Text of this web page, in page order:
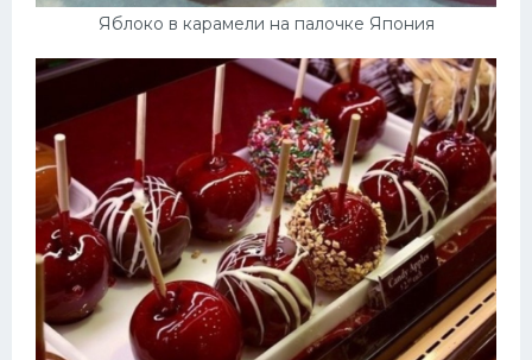
Яблоко в карамели на палочке Япония